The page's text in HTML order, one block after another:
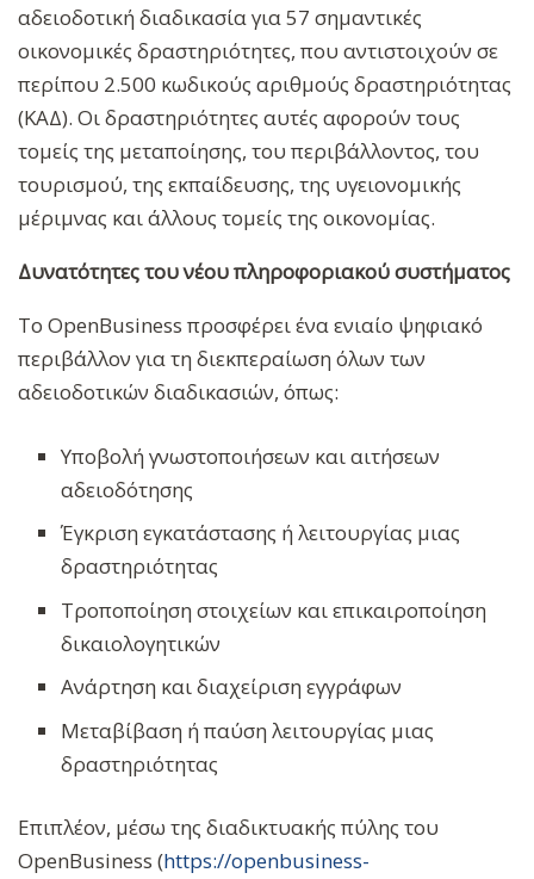
αδειοδοτική διαδικασία για 57 σημαντικές
οικονομικές δραστηριότητες, που αντιστοιχούν σε
περίπου 2.500 κωδικούς αριθμούς δραστηριότητας
(ΚΑΔ). Οι δραστηριότητες αυτές αφορούν τους
τομείς της μεταποίησης, του περιβάλλοντος, του
τουρισμού, της εκπαίδευσης, της υγειονομικής
μέριμνας και άλλους τομείς της οικονομίας.
Δυνατότητες του νέου πληροφοριακού συστήματος
Το OpenBusiness προσφέρει ένα ενιαίο ψηφιακό
περιβάλλον για τη διεκπεραίωση όλων των
αδειοδοτικών διαδικασιών, όπως:
Υποβολή γνωστοποιήσεων και αιτήσεων
αδειοδότησης
Έγκριση εγκατάστασης ή λειτουργίας μιας
δραστηριότητας
Τροποποίηση στοιχείων και επικαιροποίηση
δικαιολογητικών
Ανάρτηση και διαχείριση εγγράφων
Μεταβίβαση ή παύση λειτουργίας μιας
δραστηριότητας
Επιπλέον, μέσω της διαδικτυακής πύλης του
OpenBusiness (https://openbusiness-